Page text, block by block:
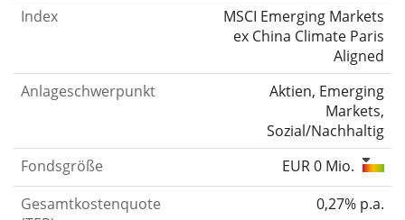
Index
MSCI Emerging Markets
ex China Climate Paris
Aligned
Anlageschwerpunkt
Aktien, Emerging
Markets,
Sozial/Nachhaltig
Fondsgröße
EUR 0 Mio.
Gesamtkostenquote
0,27% p.a.